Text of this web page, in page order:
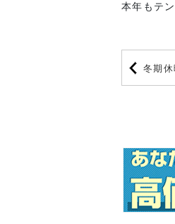
本年もテ
冬期